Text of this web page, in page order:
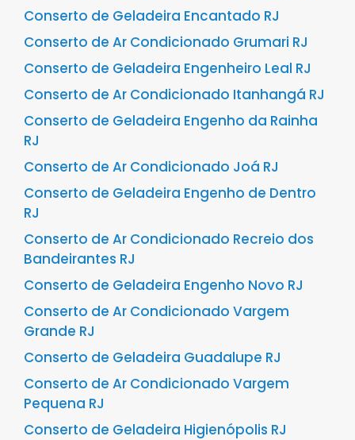
Conserto de Geladeira Encantado RJ
Conserto de Ar Condicionado Grumari RJ
Conserto de Geladeira Engenheiro Leal RJ
Conserto de Ar Condicionado Itanhangá RJ
Conserto de Geladeira Engenho da Rainha
RJ
Conserto de Ar Condicionado Joá RJ
Conserto de Geladeira Engenho de Dentro
RJ
Conserto de Ar Condicionado Recreio dos
Bandeirantes RJ
Conserto de Geladeira Engenho Novo RJ
Conserto de Ar Condicionado Vargem
Grande RJ
Conserto de Geladeira Guadalupe RJ
Conserto de Ar Condicionado Vargem
Pequena RJ
Conserto de Geladeira Higienópolis RJ